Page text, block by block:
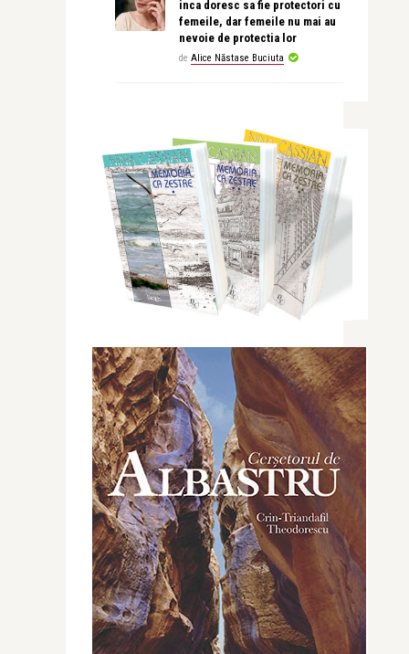
inca doresc sa fie protectori cu
femeile, dar femeile nu mai au
nevoie de protectia lor
de Alice Năstase Buciuta